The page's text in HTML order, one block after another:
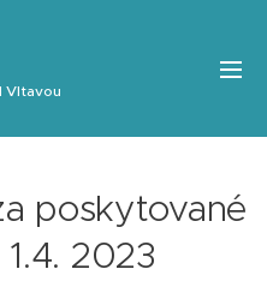
Vltavou
poskytované
2023